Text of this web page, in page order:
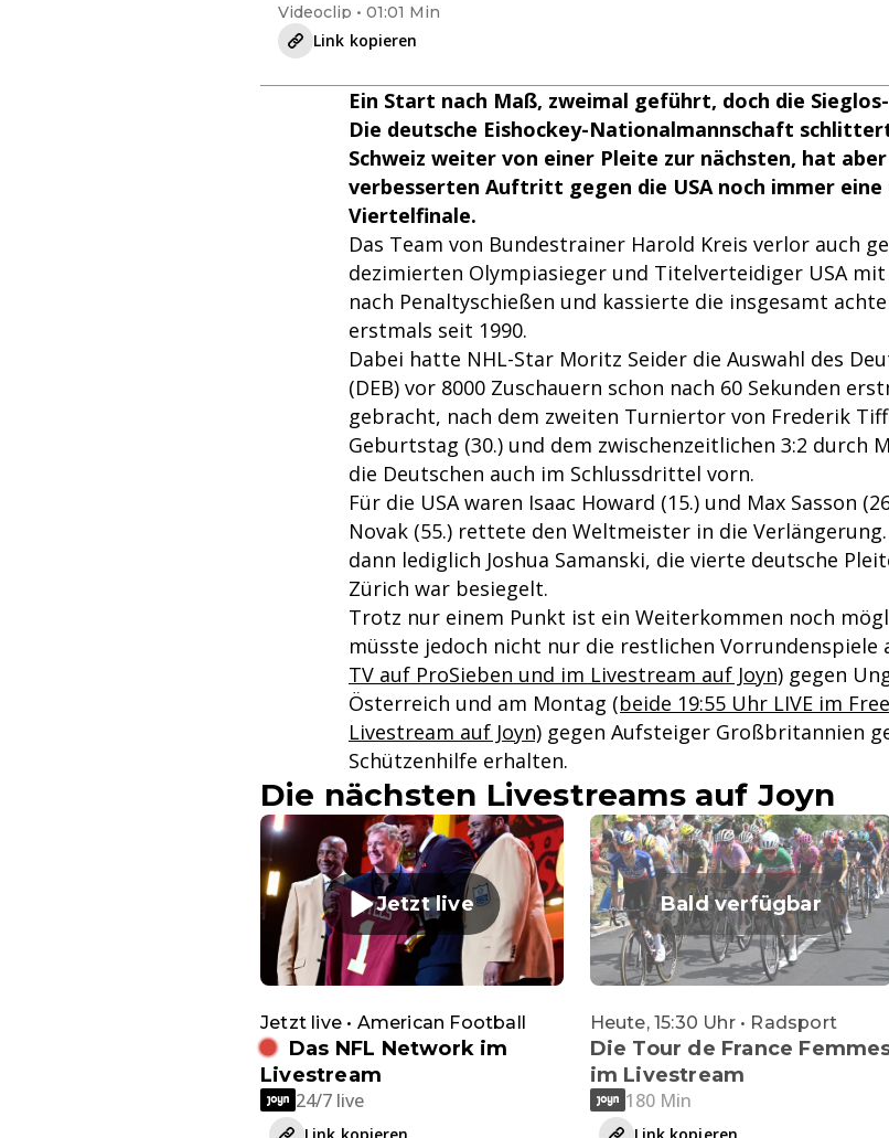
Videoclip • 01:01 Min
Link kopieren
Ein Start nach Maß, zweimal geführt, doch die
Die deutsche Eishockey-Nationalmannschaft
Schweiz weiter von einer Pleite zur nächsten, hat
verbesserten Auftritt gegen die USA noch immer eine
Viertelfinale.
Das Team von Bundestrainer Harold Kreis verlor auch
dezimierten Olympiasieger und Titelverteidiger USA mit
nach Penaltyschießen und kassierte die insgesamt
erstmals seit 1990.
Dabei hatte NHL-Star Moritz Seider die Auswahl des
(DEB) vor 8000 Zuschauern schon nach 60 Sekunden
gebracht, nach dem zweiten Turniertor von Frederik
Geburtstag (30.) und dem zwischenzeitlichen 3:2 durch
die Deutschen auch im Schlussdrittel vorn.
Für die USA waren Isaac Howard (15.) und Max Sasson
Novak (55.) rettete den Weltmeister in die
dann lediglich Joshua Samanski, die vierte deutsche
Zürich war besiegelt.
Trotz nur einem Punkt ist ein Weiterkommen noch
müsste jedoch nicht nur die restlichen Vorrundenspiele
TV auf ProSieben und im Livestream auf Joyn) gegen
Österreich und am Montag (beide 19:55 Uhr LIVE im
Livestream auf Joyn) gegen Aufsteiger Großbritannien
Schützenhilfe erhalten.
Die nächsten Livestreams auf Joyn
Jetzt live
Jetzt live • American Football
Das NFL Network im
Livestream
24/7 live
Link kopieren
Bald verfügbar
Heute, 15:30 Uhr • Radsport
Die Tour de France
im Livestream
180 Min
Link kopieren